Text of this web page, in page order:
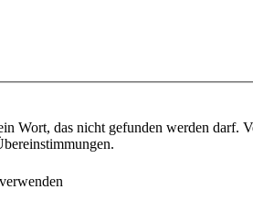
Wort, das nicht gefunden werden darf.